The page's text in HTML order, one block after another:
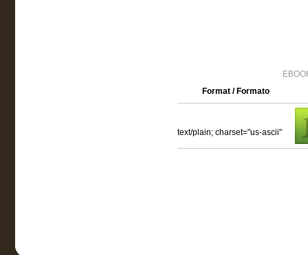
Format / Formato
text/plain; charset="us-ascii"